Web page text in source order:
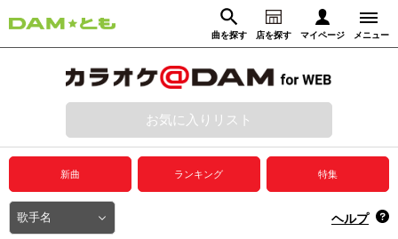
曲を探す 店を探す マイページ メニュー
動画からさがす 録音からさがす
ログイン
プレミアムサービス
DAM★とも動画
お気に入りリスト
新曲 ランキング 特集
ヘルプ